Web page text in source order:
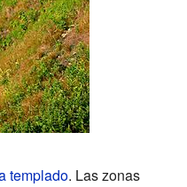
templado. Las zonas